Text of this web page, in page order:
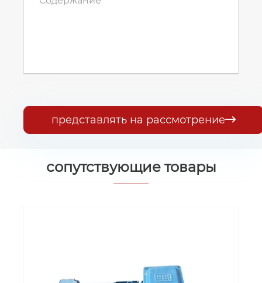
представлять на рассмотрение
сопутствующие товары